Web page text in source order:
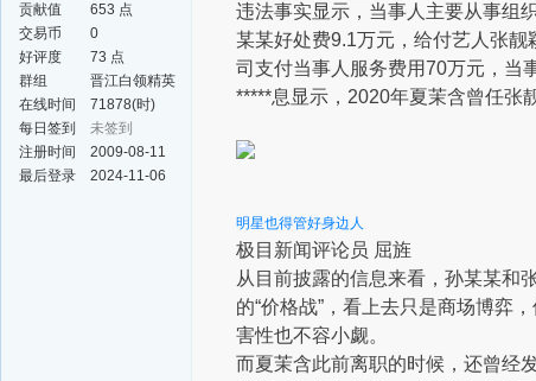
贡献值
653 点
交易币
0
好评度
73 点
群组
晋江白领精英
群
在线时间
71878(时)
每日签到
未签到
注册时间
2009-08-11
最后登录
2024-11-06
违法事实显示，当事人主要从事组
某某好处费9.1万元，给付艺人张
司支付当事人服务费用70万元，当
*****息显示，2020年夏茉含曾任张
明星也得管好身边人
极目新闻评论员 屈旌
从目前披露的信息来看，孙某某和
的“价格战”，看上去只是商场博弈
害性也不容小觑。
而夏茉含此前离职的时候，还曾经